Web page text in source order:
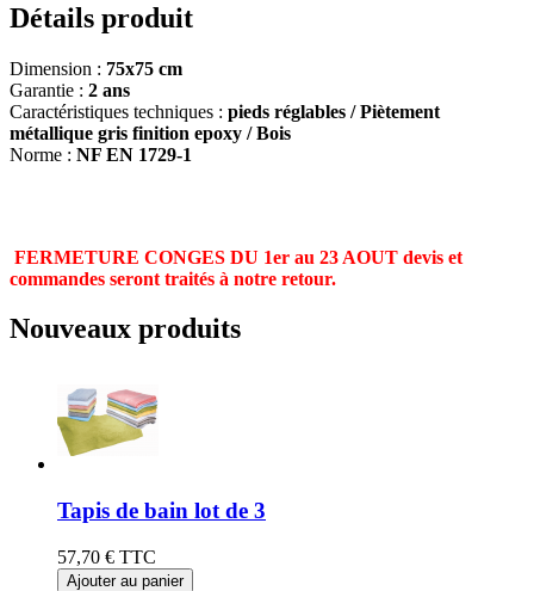
Détails produit
Dimension : 75x75 cm
Garantie : 2 ans
Caractéristiques techniques : pieds réglables / Piètement
métallique gris finition epoxy / Bois
Norme : NF EN 1729-1
FERMETURE CONGES DU 1er au 23 AOUT devis et
commandes seront traités à notre retour.
Nouveaux produits
Tapis de bain lot de 3
57,70 € TTC
Ajouter au panier